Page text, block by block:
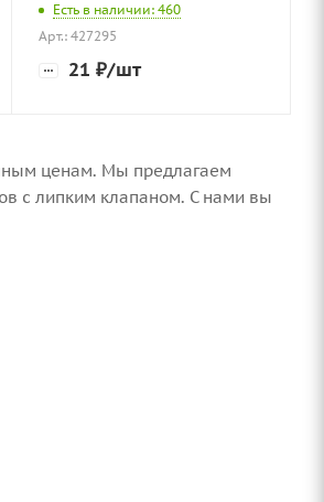
Есть в наличии: 460
Арт.: 427295
21 ₽/шт
ценам. Мы предлагаем
с липким клапаном. С нами вы